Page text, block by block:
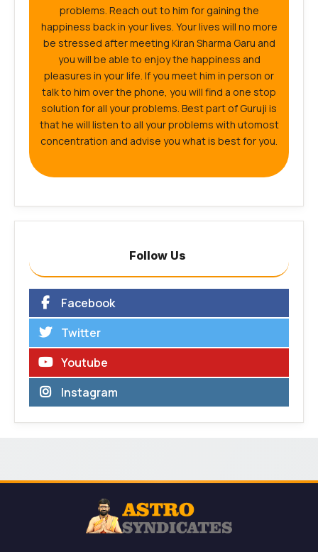
problems. Reach out to him for gaining the
happiness back in your lives. Your lives will no more
be stressed after meeting Kiran Sharma Garu and
you will be able to enjoy the happiness and
pleasures in your life. If you meet him in person or
talk to him over the phone, you will find a one stop
solution for all your problems. Best part of Guruji is
that he will listen to all your problems with utomost
concentration and advise you what is best for you.
Follow Us
Facebook
Twitter
Youtube
Instagram